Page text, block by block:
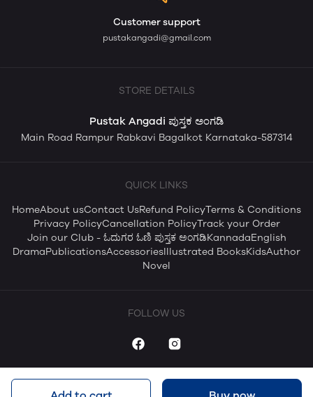
Customer support
pustakangadi@gmail.com
STORE DETAILS
Pustak Angadi ಪುಸ್ತಕ ಅಂಗಡಿ
Main Road Rampur Rabkavi Bagalkot Karnataka-587314
QUICK LINKS
HomeAbout usContact UsRefund PolicyTerms & Conditions
Privacy PolicyCancellation PolicyTrack your Order
Join our Club - ಓದುಗರ ಓಣಿ ಪುಸ್ತಕ ಅಂಗಡಿKannadaEnglish
DramaPublicationsAccessoriesIllustrated BooksKidsAuthor
Novel
FOLLOW US